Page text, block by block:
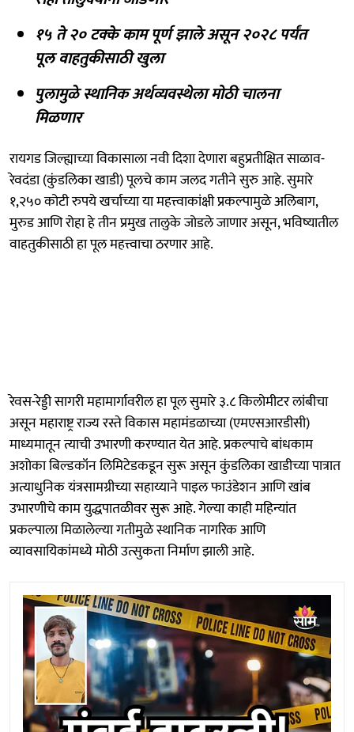
१५ ते २० टक्के काम पूर्ण झाले असून २०२८ पर्यंत
पूल वाहतुकीसाठी खुला
पुलामुळे स्थानिक अर्थव्यवस्थेला मोठी चालना
मिळणार
रायगड जिल्ह्याच्या विकासाला नवी दिशा देणारा बहुप्रतीक्षित साळाव-
रेवदंडा (कुंडलिका खाडी) पूलचे काम जलद गतीने सुरु आहे. सुमारे
१,२५० कोटी रुपये खर्चाच्या या महत्त्वाकांक्षी प्रकल्पामुळे अलिबाग,
मुरुड आणि रोहा हे तीन प्रमुख तालुके जोडले जाणार असून, भविष्यातील
वाहतुकीसाठी हा पूल महत्त्वाचा ठरणार आहे.
रेवस-रेड्डी सागरी महामार्गावरील हा पूल सुमारे ३.८ किलोमीटर लांबीचा
असून महाराष्ट्र राज्य रस्ते विकास महामंडळाच्या (एमएसआरडीसी)
माध्यमातून त्याची उभारणी करण्यात येत आहे. प्रकल्पाचे बांधकाम
अशोका बिल्डकॉन लिमिटेडकडून सुरू असून कुंडलिका खाडीच्या पात्रात
अत्याधुनिक यंत्रसामग्रीच्या सहाय्याने पाइल फाउंडेशन आणि खांब
उभारणीचे काम युद्धपातळीवर सुरू आहे. गेल्या काही महिन्यांत
प्रकल्पाला मिळालेल्या गतीमुळे स्थानिक नागरिक आणि
व्यावसायिकांमध्ये मोठी उत्सुकता निर्माण झाली आहे.